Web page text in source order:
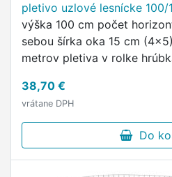
pletivo uzlové lesnícke 100/
výška 100 cm počet
sebou šírka oka 15 cm
metrov pletiva v rolke
38,70 €
vrátane DPH
Do